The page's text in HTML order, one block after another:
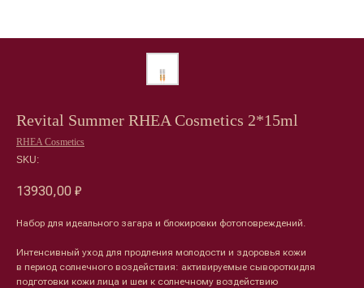
Revital Summer RHEA Cosmetics 2*15ml
RHEA Cosmetics
SKU:
13930,00 ₽
Набор для идеального загара и блокировки фотоповреждений.
Интенсивный уход для продления молодости и здоровья кожи
в период солнечного воздействия: активируемые сывороткидля
подготовки кожи лица и шеи к солнечному воздействию